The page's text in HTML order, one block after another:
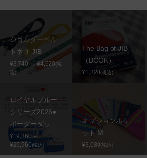
ショルダーベル
トネオ JIB
¥3,740 ～ ¥4,620(税
込)
The Bag of JIB
（BOOK）
¥1,320(税込)
ロイヤルブルー
シリーズ2026●
ボーダーダッ...
¥19,360 ～
¥25,960(税込)
オプションポケ
ット M
¥3,080(税込)